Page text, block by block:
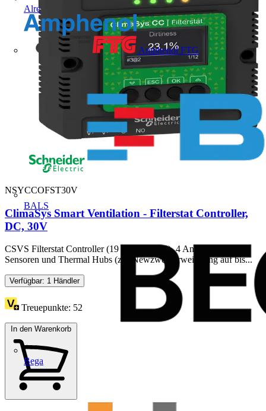
Alre
Amphenol FTG
BALS
Bega
NSYCCOFST30V
ClimaSys Smart Ventilation - Filterstat Controller,
DC, 30V
CSVS Filterstat Controller (19 bis 30V, DC). 4 Anschlüsse für
Sensoren und Thermal Hubs (zur Newzwerkerweiterung auf bis...
Verfügbar: 1 Händler
Treuepunkte: 52
In den Warenkorb